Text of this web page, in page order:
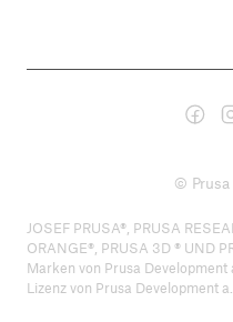
© Prusa
JOSEF PRUSA®, PRUSA
ORANGE®, PRUSA 3D ® UND
Marken von Prusa Development
Lizenz von Prusa Development